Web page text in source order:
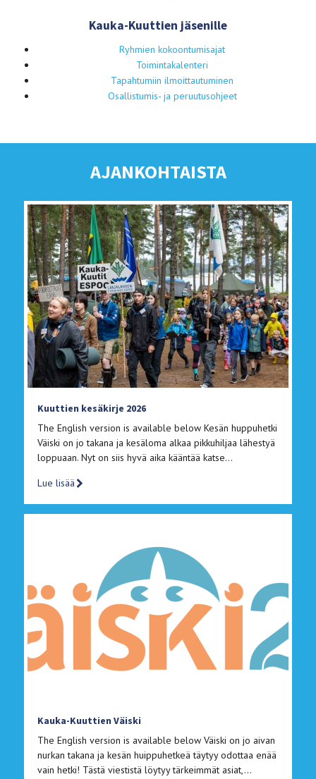
Kauka-Kuuttien jäsenille
Ryhmien kokoontumisajat
Toimintakalenteri
Tapahtumiin ilmoittautuminen
Osallistumis- ja peruutusohjeet
AJANKOHTAISTA
Kuuttien kesäkirje 2026
The English version is available below Kesän huppuhetki
Väiski on jo takana ja kesäloma alkaa pikkuhiljaa lähestyä
loppuaan. Nyt on siis hyvä aika kääntää katse…
Lue lisää
Kauka-Kuuttien Väiski
The English version is available below Väiski on jo aivan
nurkan takana ja kesän huippuhetkeä täytyy odottaa enää
vain hetki! Tästä viestistä löytyy tärkeimmät asiat,…